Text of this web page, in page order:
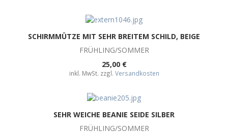
SCHIRMMÜTZE MIT SEHR BREITEM SCHILD, BEIGE
FRÜHLING/SOMMER
25,00 €
inkl. MwSt. zzgl. Versandkosten
SEHR WEICHE BEANIE SEIDE SILBER
FRÜHLING/SOMMER